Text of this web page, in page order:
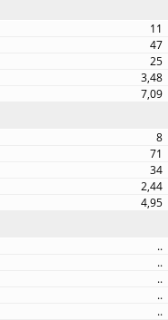
11
47
25
3,48
7,09
8
71
34
2,44
4,95
..
..
..
..
..